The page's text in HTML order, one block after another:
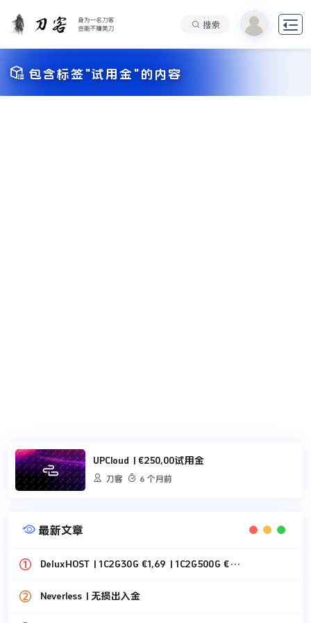
搜索 
 包含标签"试用金"的内容
UPCloud | €250,00试用金

刀客  6 个月前
 最新文章
DeluxHOST | 1C2G30G €1,69 | 1C2G500G €1,49
Neverless | 无损出入金